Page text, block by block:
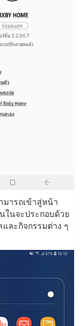
มารถเข้าสู่หน้า
ในจะประกอบด้วย
ละกิจกรรมต่าง ๆ